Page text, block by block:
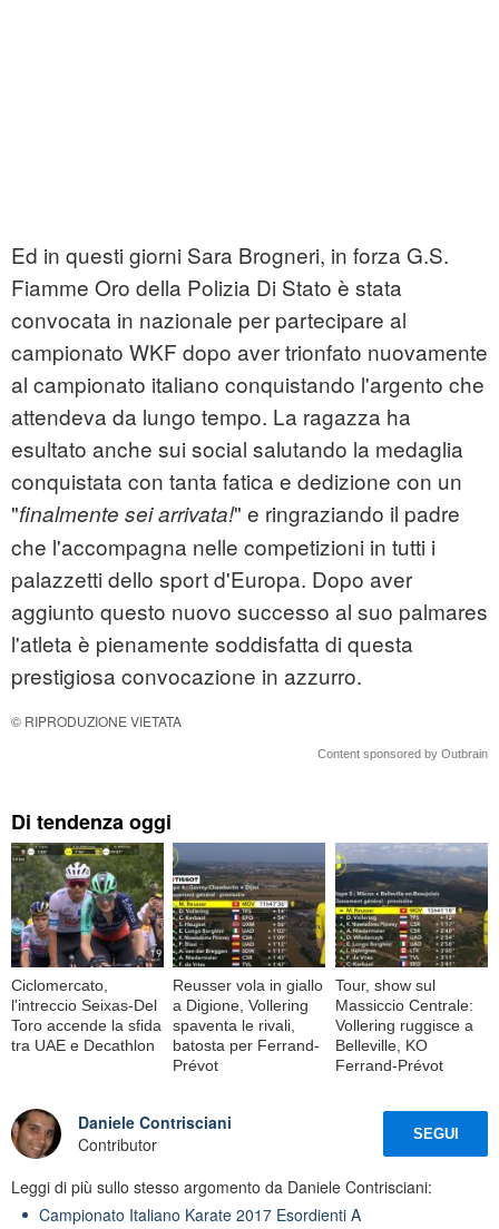
Ed in questi giorni Sara Brogneri, in forza G.S.
Fiamme Oro della Polizia Di Stato è stata
convocata in nazionale per partecipare al
campionato WKF dopo aver trionfato nuovamente
al campionato italiano conquistando l'argento che
attendeva da lungo tempo. La ragazza ha
esultato anche sui social salutando la medaglia
conquistata con tanta fatica e dedizione con un
"finalmente sei arrivata!" e ringraziando il padre
che l'accompagna nelle competizioni in tutti i
palazzetti dello sport d'Europa. Dopo aver
aggiunto questo nuovo successo al suo palmares
l'atleta è pienamente soddisfatta di questa
prestigiosa convocazione in azzurro.
© RIPRODUZIONE VIETATA
Content sponsored by Outbrain
Di tendenza oggi
Ciclomercato,
l'intreccio Seixas-Del
Toro accende la sfida
tra UAE e Decathlon
Reusser vola in giallo
a Digione, Vollering
spaventa le rivali,
batosta per Ferrand-
Prévot
Tour, show sul
Massiccio Centrale:
Vollering ruggisce a
Belleville, KO
Ferrand-Prévot
Daniele Contrisciani
Contributor
SEGUI
Leggi di più sullo stesso argomento da Daniele Contrisciani:
Campionato Italiano Karate 2017 Esordienti A